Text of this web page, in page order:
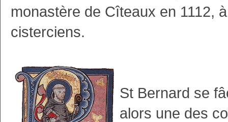
monastère de Cîteaux en 1112,
cisterciens.
St Bernard se
alors une des